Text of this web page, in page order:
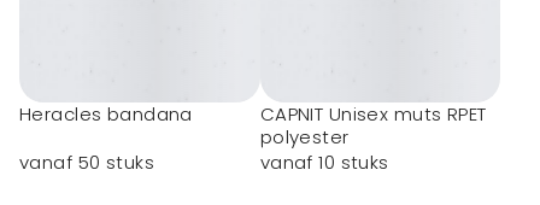
Heracles bandana
vanaf 50 stuks
CAPNIT Unisex muts RPET
polyester
vanaf 10 stuks